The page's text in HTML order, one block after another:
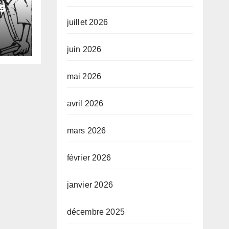
juillet 2026
juin 2026
mai 2026
avril 2026
mars 2026
février 2026
janvier 2026
décembre 2025